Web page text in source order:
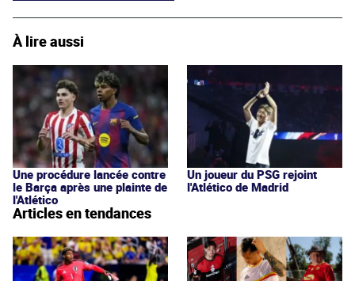
À lire aussi
Une procédure lancée contre
le Barça après une plainte de
l'Atlético
Un joueur du PSG rejoint
l'Atlético de Madrid
Articles en tendances